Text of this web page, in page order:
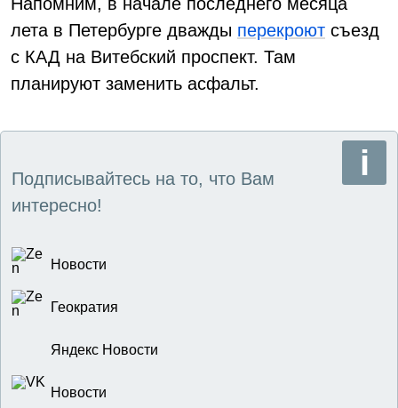
лета в Петербурге дважды перекроют съезд
с КАД на Витебский проспект. Там
планируют заменить асфальт.
Подписывайтесь на то, что Вам
интересно!
Новости
Геократия
Яндекс Новости
Новости